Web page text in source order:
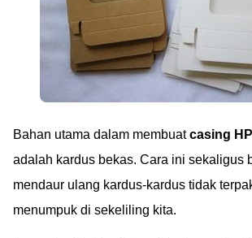
Bahan utama dalam membuatcasing
adalah kardus bekas. Cara ini sekaligus
mendaur ulang kardus-kardus tidak
menumpuk di sekeliling kita.